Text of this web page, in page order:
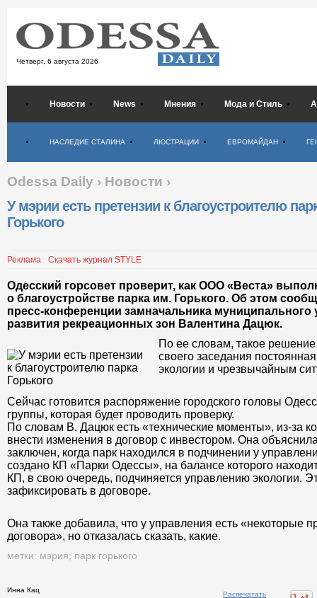
Четверг, 6 августа 2026
Новости News Мнения Мода и Стиль
НАСЛЕДИЕ СТАЛИНА ЛЮСТРАЦИИ ЕВРОМАЙДАН
Odessa Daily › Новости ›
У мэрии есть претензии к благоустроителю
Горького
Реклама Скачать журнал STYLE
Одесский горсовет проверит, как ООО «Веста»
о благоустройстве парка им. Горького. Об этом
пресс-конференции замначальника муниципального
развития рекреационных зон Валентина Дацюк.
По ее словам, такое
своего заседания
экологии и чрезвычайным
Сейчас готовится распоряжение городского головы
группы, которая будет проводить проверку.
По словам В. Дацюк есть «технические моменты», из-за
внести изменения в договор с инвестором. Она
заключен, когда парк находился в подчинении у
создано КП «Парки Одессы», на балансе которого
КП, в свою очередь, подчиняется управлению экологии.
зафиксировать в договоре.
Она также добавила, что у управления есть «некоторые
договора», но отказалась сказать, какие.
метки: мэрия; парк горького
Инна Кац